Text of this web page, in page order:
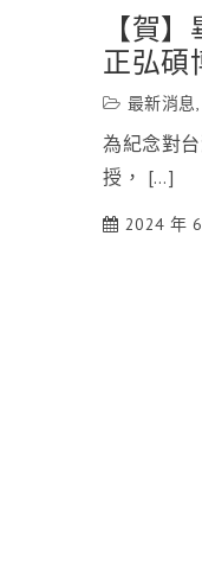
【賀
正弘碩
最新消息,
為紀念對
授， […]
2024 年